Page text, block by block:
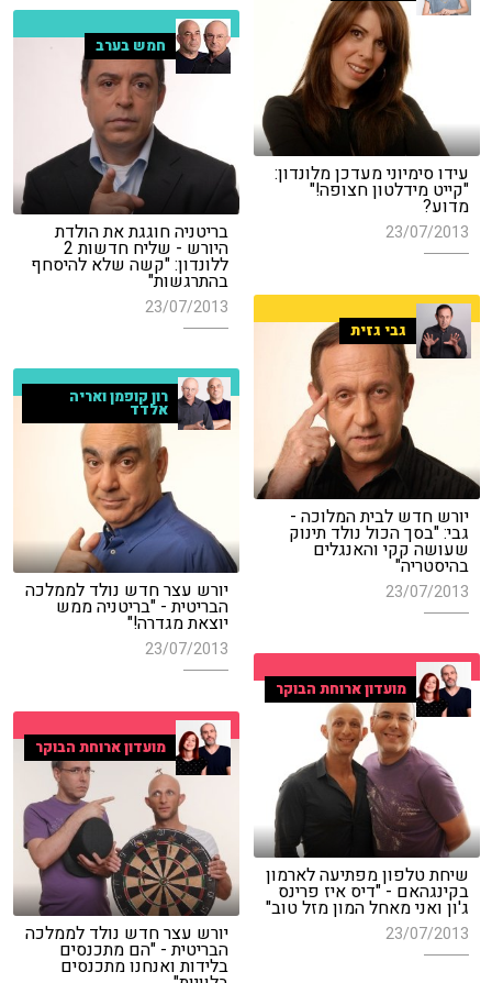
עידו סימיוני מעדכן מלונדון:
"קייט מידלטון חצופה!"
מדוע?
23/07/2013
חמש בערב
בריטניה חוגגת את הולדת
היורש - שליח חדשות 2
ללונדון: "קשה שלא להיסחף
בהתרגשות"
23/07/2013
גבי גזית
יורש חדש לבית המלוכה -
גבי: "בסך הכול נולד תינוק
שעושה קקי והאנגלים
בהיסטריה"
23/07/2013
רון קופמן ואריה
אלדד
יורש עצר חדש נולד לממלכה
הבריטית - "בריטניה ממש
יוצאת מגדרה!"
23/07/2013
מועדון ארוחת הבוקר
שיחת טלפון מפתיעה לארמון
בקינגהאם - "דיס איז פרינס
ג'ון ואני מאחל המון מזל טוב"
23/07/2013
מועדון ארוחת הבוקר
יורש עצר חדש נולד לממלכה
הבריטית - "הם מתכנסים
בלידות ואנחנו מתכנסים